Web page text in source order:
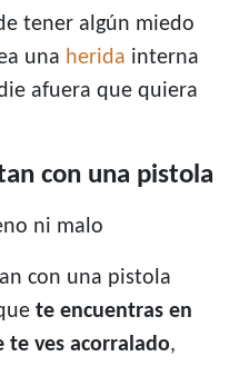
tener algún miedo
una herida interna
afuera que quiera
con una pistola
ni malo
con una pistola
te encuentras en
te ves acorralado,